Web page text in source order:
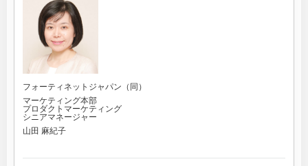
フォーティネットジャパン（同）
マーケティング本部
プロダクトマーケティング
シニアマネージャー
山田 麻紀子